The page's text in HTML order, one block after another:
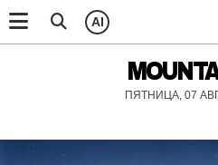
AI
ПЯТНИЦА, 07